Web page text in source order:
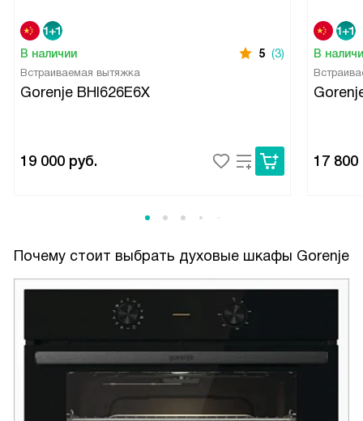
В наличии 5 (3)
Встраиваемая вытяжка
Gorenje BHI626E6X
19 000 руб.
В
17 800
Почему стоит выбрать духовые шкафы Gorenje